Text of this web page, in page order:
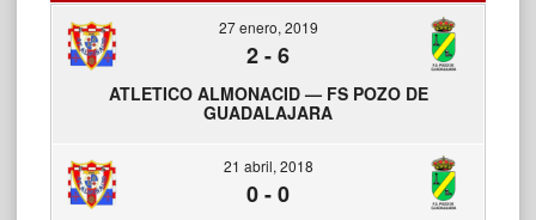
27 enero, 2019
2-6
ATLETICO ALMONACID — FS POZO DE
GUADALAJARA
21 abril, 2018
0-0